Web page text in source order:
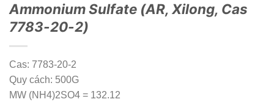
Ammonium Sulfate (AR, Xilong, Cas
7783-20-2)
Cas: 7783-20-2
Quy cách: 500G
MW (NH4)2SO4 = 132.12